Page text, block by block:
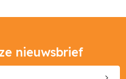
nieuwsbrief